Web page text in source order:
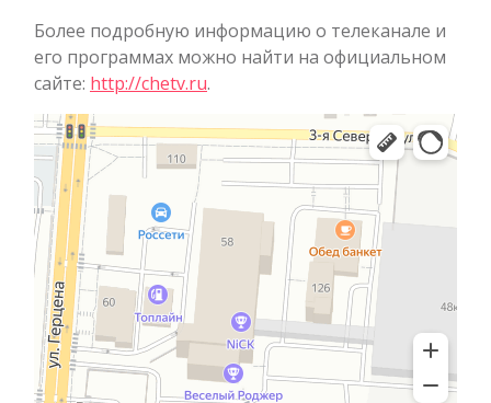
Более подробную информацию о телеканале и
его программах можно найти на официальном
сайте: http://chetv.ru.